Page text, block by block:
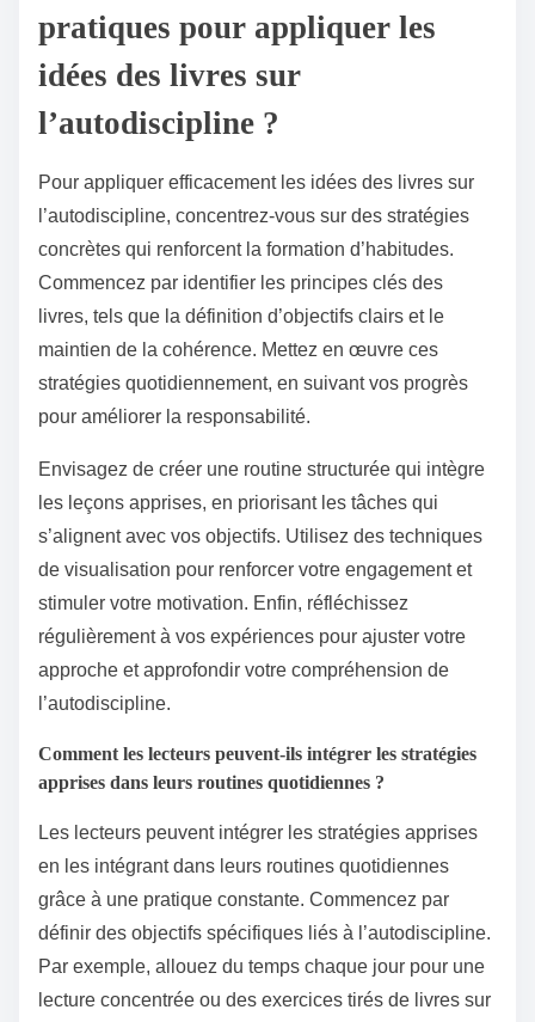
pratiques pour appliquer les
idées des livres sur
l’autodiscipline ?
Pour appliquer efficacement les idées des livres sur
l’autodiscipline, concentrez-vous sur des stratégies
concrètes qui renforcent la formation d’habitudes.
Commencez par identifier les principes clés des
livres, tels que la définition d’objectifs clairs et le
maintien de la cohérence. Mettez en œuvre ces
stratégies quotidiennement, en suivant vos progrès
pour améliorer la responsabilité.
Envisagez de créer une routine structurée qui intègre
les leçons apprises, en priorisant les tâches qui
s’alignent avec vos objectifs. Utilisez des techniques
de visualisation pour renforcer votre engagement et
stimuler votre motivation. Enfin, réfléchissez
régulièrement à vos expériences pour ajuster votre
approche et approfondir votre compréhension de
l’autodiscipline.
Comment les lecteurs peuvent-ils intégrer les stratégies
apprises dans leurs routines quotidiennes ?
Les lecteurs peuvent intégrer les stratégies apprises
en les intégrant dans leurs routines quotidiennes
grâce à une pratique constante. Commencez par
définir des objectifs spécifiques liés à l’autodiscipline.
Par exemple, allouez du temps chaque jour pour une
lecture concentrée ou des exercices tirés de livres sur